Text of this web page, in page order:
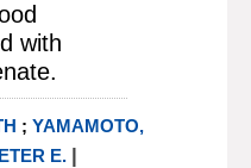
with
; YAMAMOTO,
E. |